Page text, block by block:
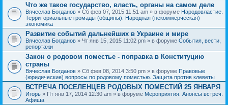
Что же такое государство, власть, органы на самом деле
Вячеслав Богданов » Сб фев 07, 2015 11:51 am » в форуме Народовластие.
Территориальные громады (общины). Народная (некоммерческая)
экономика
Развитие событий дальнейших в Украине и мире
Вячеслав Богданов » Чт янв 15, 2015 11:02 pm » в форуме События, вести,
репортажи
Закон о родовом поместье - поправка в Конституцию
страны
Вячеслав Богданов » Сб фев 08, 2014 3:50 pm » в форуме Правовые
(юридические) вопросы по родовому поместью. Защита против клеветы
ВСТРЕЧА ПОСЕЛЕНЦЕВ РОДОВЫХ ПОМЕСТИЙ 25 ЯНВАРЯ
Игорь » Пт янв 17, 2014 12:30 am » в форуме Мероприятия. Анонсы встреч.
Афиша